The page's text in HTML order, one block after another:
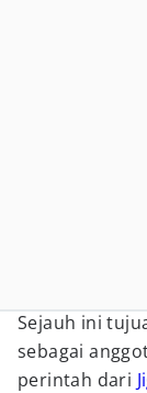
Sejauh ini
sebagai
perintah dari